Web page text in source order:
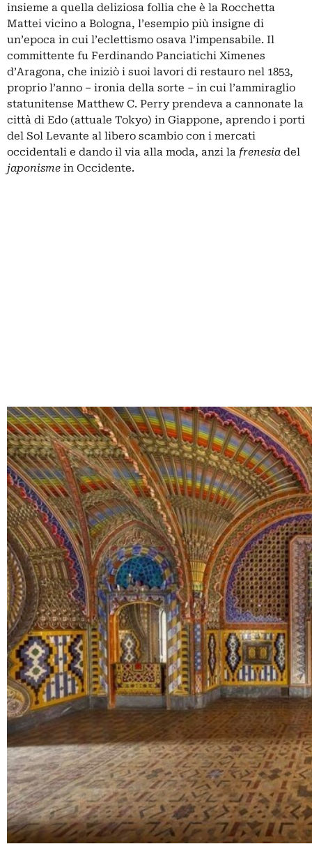
insieme a quella deliziosa follia che è la Rocchetta
Mattei vicino a Bologna, l’esempio più insigne di
un’epoca in cui l’eclettismo osava l’impensabile. Il
committente fu Ferdinando Panciatichi Ximenes
d’Aragona, che iniziò i suoi lavori di restauro nel 1853,
proprio l’anno ‒ ironia della sorte ‒ in cui l’ammiraglio
statunitense Matthew C. Perry prendeva a cannonate la
città di Edo (attuale Tokyo) in Giappone, aprendo i porti
del Sol Levante al libero scambio con i mercati
occidentali e dando il via alla moda, anzi la frenesia del
japonisme in Occidente.